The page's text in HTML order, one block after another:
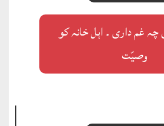
چہ غم داری ۔ اہل خانہ کو
وصیّت